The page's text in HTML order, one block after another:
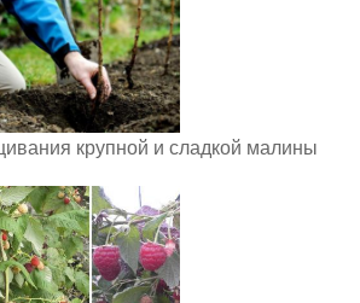
крупной и сладкой малины